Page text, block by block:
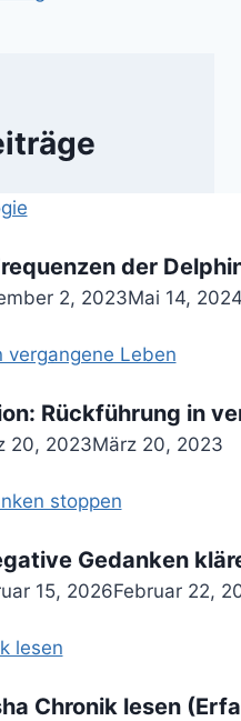
der
2, 2023Mai 14,
Rückführung in
20, 2023März 20, 2023
Gedanken
15, 2026Februar 22,
Chronik lesen